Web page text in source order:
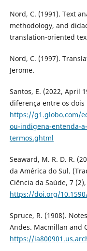
Nord, C. (1991). Text
methodology, and
translation-oriented
Nord, C. (1997).
Jerome.
Santos, E. (2022, April
diferença entre os dois
https://g1.globo.com/
ou-indigena-entenda-
termos.ghtml
Seaward, M. R. D. R.
da América do Sul.
Ciência da Saúde, 7
https://doi.org/
Spruce, R. (1908).
Andes. Macmillan and
https://